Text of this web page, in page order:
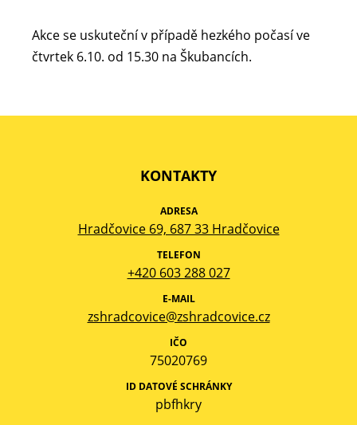
Akce se uskuteční v případě hezkého počasí ve
čtvrtek 6.10. od 15.30 na Škubancích.
KONTAKTY
ADRESA
Hradčovice 69, 687 33 Hradčovice
TELEFON
+420 603 288 027
E-MAIL
zshradcovice@zshradcovice.cz
IČO
75020769
ID DATOVÉ SCHRÁNKY
pbfhkry